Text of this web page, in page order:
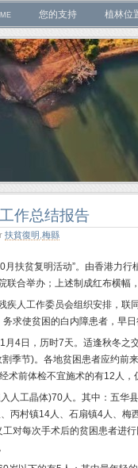
您的支持 植林位
作总结报告
扶貧復明 梅縣
月扶贫复明活动”。由香港力
联合举办；上述制成红布横幅
疾人工作委员会组织安排，联
求使贫困的白内障患者，早日
4日，历时7天。适逢秋冬之
季节)。各地贫困患者应约前
术前体检不宜施术的有12人，
人工晶体)70人。其中：五华
丙村镇14人、石扇镇4人、
对每次手术后的贫困患者进